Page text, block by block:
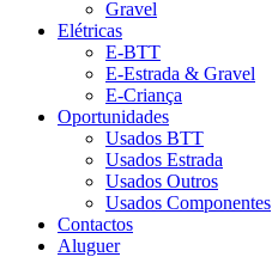
Gravel
Elétricas
E-BTT
E-Estrada & Gravel
E-Criança
Oportunidades
Usados BTT
Usados Estrada
Usados Outros
Usados Componentes
Contactos
Aluguer